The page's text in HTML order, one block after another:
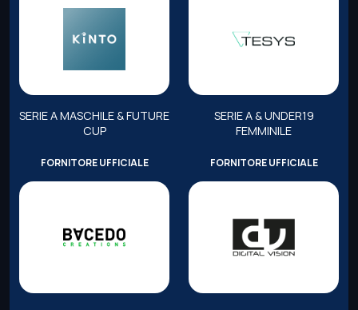
SERIE A MASCHILE & FUTURE
CUP
SERIE A & UNDER19
FEMMINILE
FORNITORE UFFICIALE FORNITORE UFFICIALE